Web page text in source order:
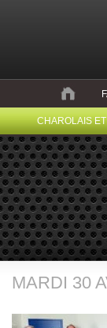
CHAROLAIS
MARDI 30